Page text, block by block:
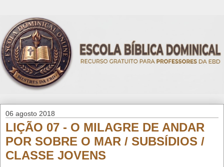
06 agosto 2018
LIÇÃO 07 - O MILAGRE DE ANDAR
POR SOBRE O MAR / SUBSÍDIOS /
CLASSE JOVENS